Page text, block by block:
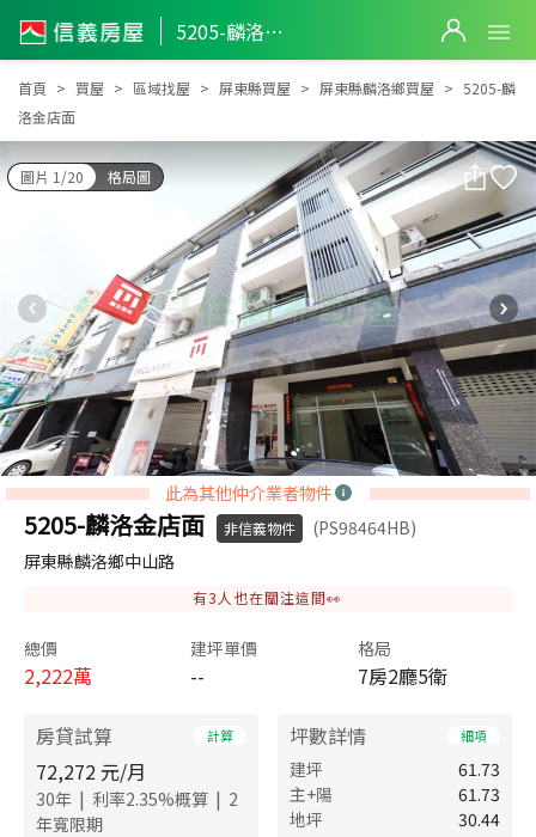
5205-麟洛金店面
5205-麟洛金店面
首頁 買屋 區域找屋 屏東縣買屋 屏東縣麟洛鄉買屋
5205-麟
洛金店面
圖片 1/20 格局圖
此為其他仲介業者物件
5205-麟洛金店面 非信義物件
(PS98464HB)
屏東縣麟洛鄉中山路
有3 人也在關注這間👀
總價
2,222萬
建坪單價
--
格局
7房2廳5衛
房貸試算 計算
72,272 元/月
30年 | 利率2.35%概算 | 2
年寬限期
坪數詳情 細項
建坪
61.73
主+陽
61.73
地坪
30.44